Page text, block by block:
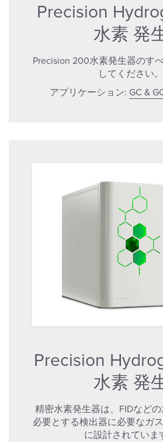
Precision
水素 発
Precision 200水素発生器のす
してください。
アプリケーション: GC &
Precision
水素 発
精密水素発生器は、FIDなど
必要とする検出器に必要なガ
に設計されていま